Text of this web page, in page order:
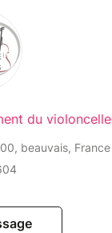
du violoncelle
beauvais, France